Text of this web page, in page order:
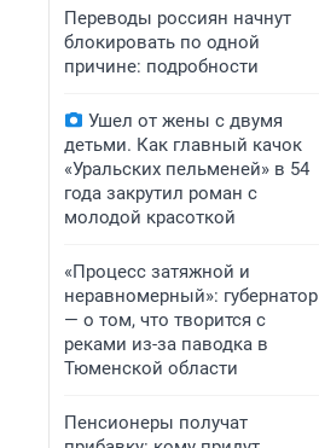
Переводы россиян начнут
блокировать по одной
причине: подробности
Ушел от жены с двумя
детьми. Как главный качок
«Уральских пельменей» в 54
года закрутил роман с
молодой красоткой
«Процесс затяжной и
неравномерный»: губернатор
— о том, что творится с
реками из-за паводка в
Тюменской области
Пенсионеры получат